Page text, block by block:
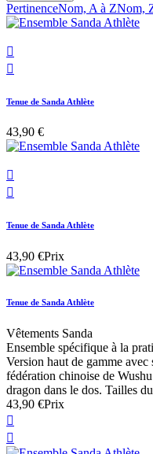
PertinenceNom, A à ZNom,


Tenue de Sanda Athlète
43,90 €


Tenue de Sanda Athlète
43,90 €Prix
Tenue de Sanda Athlète
Vêtements Sanda
Ensemble spécifique à la
Version haut de gamme
fédération chinoise de
dragon dans le dos. Tailles
43,90 €Prix

